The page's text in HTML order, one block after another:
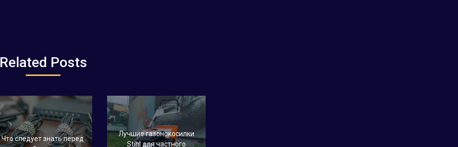
Related Posts
Что следует знать перед
Лучшие газонокосилки
Stihl для частного